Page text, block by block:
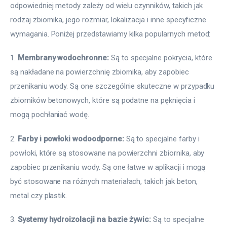
odpowiedniej metody zależy od wielu czynników, takich jak
rodzaj zbiornika, jego rozmiar, lokalizacja i inne specyficzne
wymagania. Poniżej przedstawiamy kilka popularnych metod:
1. Membrany wodochronne: Są to specjalne pokrycia, które
są nakładane na powierzchnię zbiornika, aby zapobiec
przenikaniu wody. Są one szczególnie skuteczne w przypadku
zbiorników betonowych, które są podatne na pęknięcia i
mogą pochłaniać wodę.
2. Farby i powłoki wodoodporne: Są to specjalne farby i
powłoki, które są stosowane na powierzchni zbiornika, aby
zapobiec przenikaniu wody. Są one łatwe w aplikacji i mogą
być stosowane na różnych materiałach, takich jak beton,
metal czy plastik.
3. Systemy hydroizolacji na bazie żywic: Są to specjalne